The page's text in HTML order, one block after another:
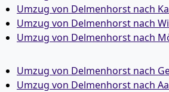
Umzug von Delmenhorst nach
Umzug von Delmenhorst nach
Umzug von Delmenhorst nach
Umzug von Delmenhorst nach
Umzug von Delmenhorst nach